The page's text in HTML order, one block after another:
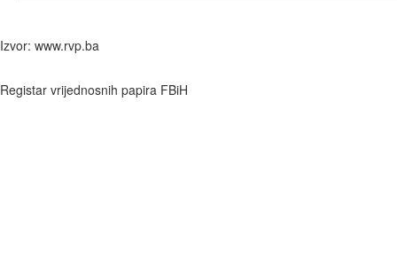
Izvor: www.rvp.ba
Registar vrijednosnih papira FBiH